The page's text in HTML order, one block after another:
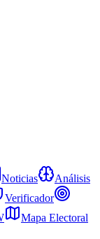
Noticias
Análisis
Verificador
Mapa Electoral